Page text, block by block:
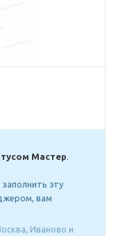
Мастер.
эту
вам
Иваново и